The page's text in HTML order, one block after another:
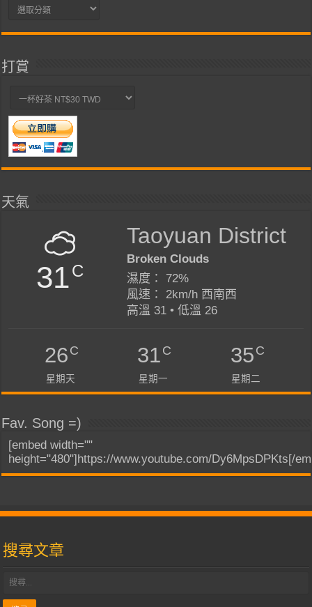
分
打賞
天氣
31C
Taoyuan District
Broken Clouds
濕度： 72%
風速： 2km/h 西南西
高溫 31 • 低溫 26
26C
星期天
31C
星期一
35C
星期二
Fav. Song =)
[embed width=""
height="480"]https://www.youtube.com/Dy6MpsDPKts[/
搜尋文章